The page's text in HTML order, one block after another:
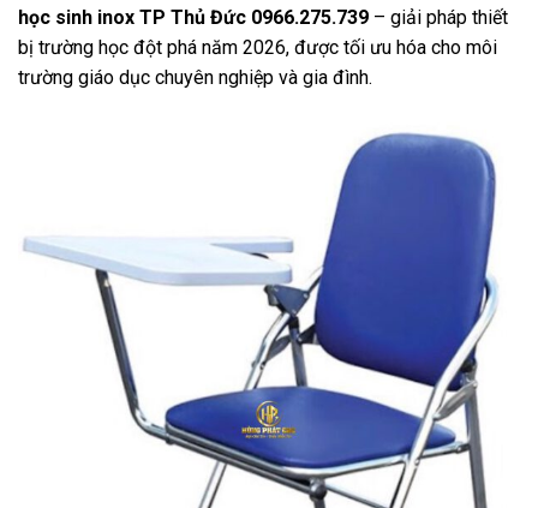
học sinh inox TP Thủ Đức 0966.275.739 – giải pháp thiết
bị trường học đột phá năm 2026, được tối ưu hóa cho môi
trường giáo dục chuyên nghiệp và gia đình.